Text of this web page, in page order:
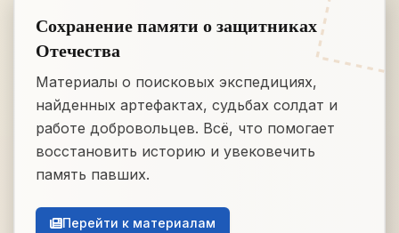
Сохранение памяти о защитниках
Отечества
Материалы о поисковых экспедициях,
найденных артефактах, судьбах солдат и
работе добровольцев. Всё, что помогает
восстановить историю и увековечить
память павших.
Перейти к материалам